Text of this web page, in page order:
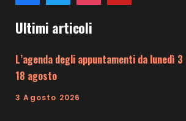
Ultimi articoli
L’agenda degli appuntamenti da lunedì
18 agosto
3 Agosto 2026